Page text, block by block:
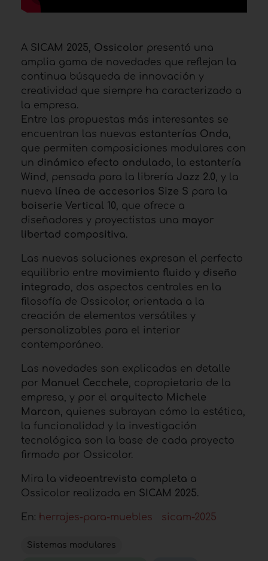
A SICAM 2025, Ossicolor presentó una
amplia gama de novedades que reflejan la
continua búsqueda de innovación y
creatividad que siempre ha caracterizado a
la empresa.
Entre las propuestas más interesantes se
encuentran las nuevas estanterías Onda,
que permiten composiciones modulares con
un dinámico efecto ondulado, la estantería
Wind, pensada para la librería Jazz 2.0, y la
nueva línea de accesorios Size S para la
boiserie Vertical 10, que ofrece a
diseñadores y proyectistas una mayor
libertad compositiva.
Las nuevas soluciones expresan el perfecto
equilibrio entre movimiento fluido y diseño
integrado, dos aspectos centrales en la
filosofía de Ossicolor, orientada a la
creación de elementos versátiles y
personalizables para el interior
contemporáneo.
Las novedades son explicadas en detalle
por Manuel Cecchele, copropietario de la
empresa, y por el arquitecto Michele
Marcon, quienes subrayan cómo la estética,
la funcionalidad y la investigación
tecnológica son la base de cada proyecto
firmado por Ossicolor.
Mira la videoentrevista completa a
Ossicolor realizada en SICAM 2025.
En: herrajes-para-muebles sicam-2025
Sistemas modulares